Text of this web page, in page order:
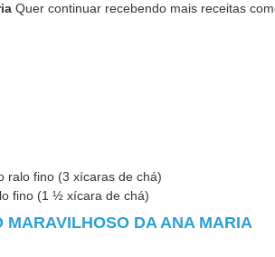
Quer continuar recebendo mais receitas
ralo fino (3 xícaras de chá)
fino (1 ½ xícara de chá)
MARAVILHOSO DA ANA MARIA